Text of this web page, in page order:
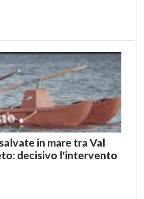
in mare tra Val
decisivo l'intervento